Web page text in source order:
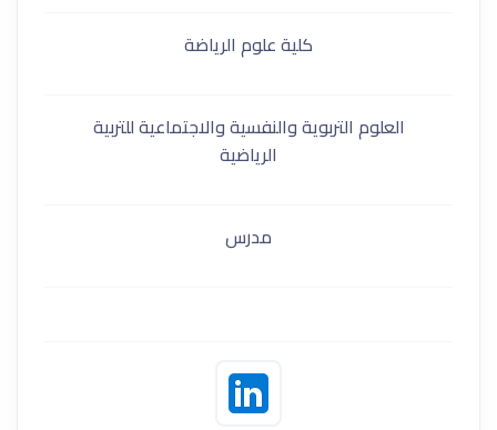
كلية علوم الرياضة
العلوم التربوية والنفسية والاجتماعية للتربية
الرياضية
مدرس